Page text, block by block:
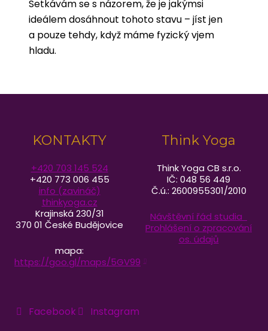
Setkávám se s názorem, že je jakýmsi
ideálem dosáhnout tohoto stavu – jíst jen
a pouze tehdy, když máme fyzický vjem
hladu.
KONTAKTY
+420 703 145 524
+420 773 006 455
info (zavináč)
thinkyoga.cz
Krajinská 230/31
370 01 České Budějovice
mapa:
https://goo.gl/maps/5GV99
Think Yoga
Think Yoga CB s.r.o.
IČ: 048 56 449
Č.ú.: 2600955301/2010
Návštěvní řád studia
Prohlášení o zpracování
os. údajů
Facebook Instagram